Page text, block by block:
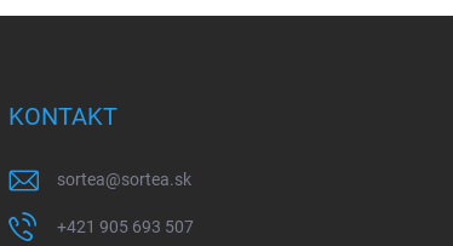
KONTAKT
sortea@sortea.sk
+421 905 693 507